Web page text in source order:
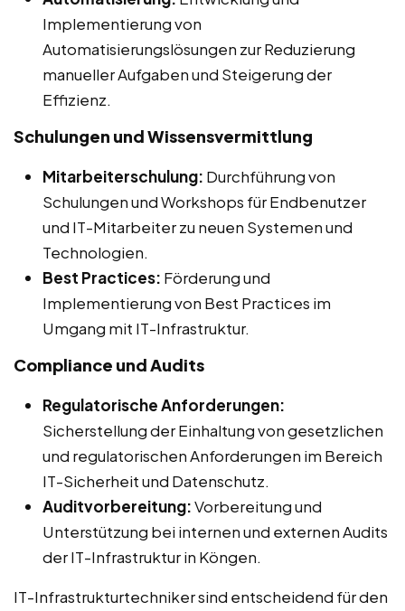
Implementierung von
Automatisierungslösungen zur Reduzierung
manueller Aufgaben und Steigerung der
Effizienz.
Schulungen und Wissensvermittlung
Mitarbeiterschulung: Durchführung von
Schulungen und Workshops für Endbenutzer
und IT-Mitarbeiter zu neuen Systemen und
Technologien.
Best Practices: Förderung und
Implementierung von Best Practices im
Umgang mit IT-Infrastruktur.
Compliance und Audits
Regulatorische Anforderungen:
Sicherstellung der Einhaltung von gesetzlichen
und regulatorischen Anforderungen im Bereich
IT-Sicherheit und Datenschutz.
Auditvorbereitung:Vorbereitung und
Unterstützung bei internen und externen Audits
der IT-Infrastruktur in Köngen.
IT-Infrastrukturtechniker sind entscheidend für den